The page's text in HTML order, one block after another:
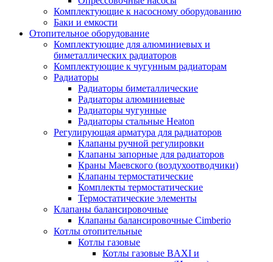
Комплектующие к насосному оборудованию
Баки и емкости
Отопительное оборудование
Комплектующие для алюминиевых и
биметаллических радиаторов
Комплектующие к чугунным радиаторам
Радиаторы
Радиаторы биметаллические
Радиаторы алюминиевые
Радиаторы чугунные
Радиаторы стальные Heaton
Регулирующая арматура для радиаторов
Клапаны ручной регулировки
Клапаны запорные для радиаторов
Краны Маевского (воздухоотводчики)
Клапаны термостатические
Комплекты термостатические
Термостатические элементы
Клапаны балансировочные
Клапаны балансировочные Cimberio
Котлы отопительные
Котлы газовые
Котлы газовые BAXI и